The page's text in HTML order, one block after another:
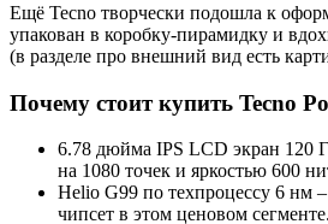
Ещё Tecno творчески подошла к
упакован в коробку-пирамидку и
(в разделе про внешний вид есть
Почему стоит купить Tecno
6.78 дюйма IPS LCD экран 120
на 1080 точек и яркостью 600
Helio G99 по техпроцессу 6 нм
чипсет в этом ценовом сегменте.